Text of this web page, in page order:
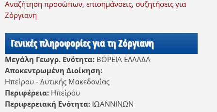
Αναζήτηση προσώπων, επισημάνσεις, συζητήσεις για
Ζόργιανη
Γενικές πληροφορίες για τη Ζόργιανη
Μεγάλη Γεωγρ. Ενότητα: ΒΟΡΕΙΑ ΕΛΛΑΔΑ
Αποκεντρωμένη Διοίκηση:
Ηπείρου - Δυτικής Μακεδονίας
Περιφέρεια: Ηπείρου
Περιφερειακή Ενότητα: ΙΩΑΝΝΙΝΩΝ